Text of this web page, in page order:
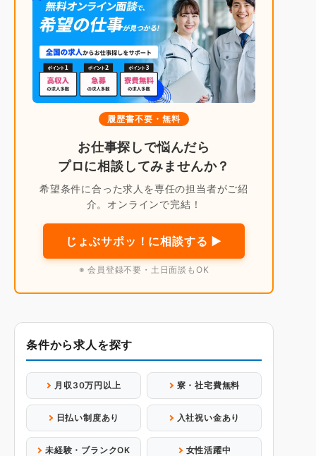
履歴書不要・無料
お仕事探しで悩んだら
プロに相談してみませんか？
希望条件に合った求人を専任の担当者がご紹
介。オンラインで完結！
じょぶサポッ！に相談する ▶
※ 会員登録不要・土日面談もOK
条件から求人を探す
月収30万円以上 寮・社宅費無料
日払い制度あり 入社祝い金あり
未経験・ブランクOK 女性活躍中